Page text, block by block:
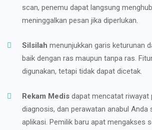
scan, penemu dapat langsung
meninggalkan pesan jika diperlukan.
Silsilah menunjukkan garis keturunan
baik dengan ras maupun tanpa ras.
digunakan, tetapi tidak dapat dicetak.
Rekam Medis dapat mencatat riwayat
diagnosis, dan perawatan anabul
aplikasi. Pemilik baru apat mengakses